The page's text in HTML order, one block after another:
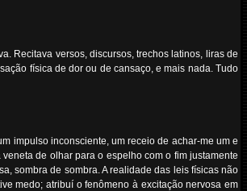
Recitava versos, discursos, trechos latinos, liras de
física de dor ou de cansaço, e mais nada. Tudo
impulso inconsciente, um receio de achar-me um e
de olhar para o espelho com o fim justamente
sombra de sombra. A realidade das leis físicas não
medo; atribuí o fenômeno à excitação nervosa em